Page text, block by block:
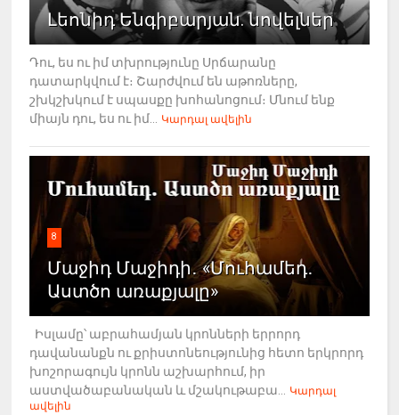
Լեոնիդ Ենգիբարյան. նովելներ
Դու, ես ու իմ տխրությունը Սրճարանը
դատարկվում է։ Շարժվում են աթոռները,
շխկշխկում է սպասքը խոհանոցում։ Մնում ենք
միայն դու, ես ու իմ...
Կարդալ ավելին
8
Մաջիդ Մաջիդի․ «Մուհամեդ․
Աստծո առաքյալը»
Իսլամը՝ աբրահամյան կրոնների երրորդ
դավանանքն ու քրիստոնեությունից հետո երկրորդ
խոշորագույն կրոնն աշխարհում, իր
աստվածաբանական և մշակութաբա...
Կարդալ
ավելին